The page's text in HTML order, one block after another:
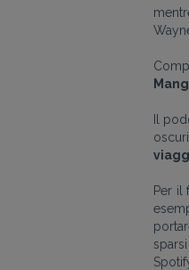
Il
Per il